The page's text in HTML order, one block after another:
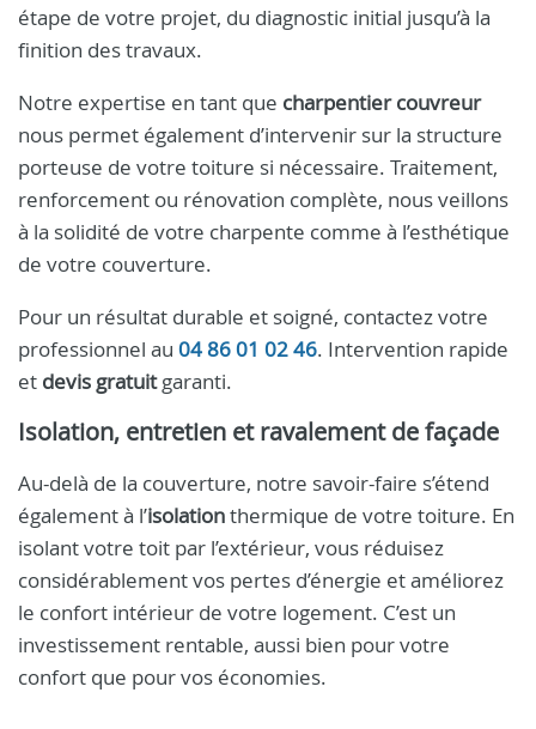
étape de votre projet, du diagnostic initial jusqu’à la
finition des travaux.
Notre expertise en tant que charpentier couvreur
nous permet également d’intervenir sur la structure
porteuse de votre toiture si nécessaire. Traitement,
renforcement ou rénovation complète, nous veillons
à la solidité de votre charpente comme à l’esthétique
de votre couverture.
Pour un résultat durable et soigné, contactez votre
professionnel au 04 86 01 02 46. Intervention rapide
et devis gratuitgaranti.
Isolation, entretien et ravalement de façade
Au-delà de la couverture, notre savoir-faire s’étend
également à l’isolationthermique de votre toiture. En
isolant votre toit par l’extérieur, vous réduisez
considérablement vos pertes d’énergie et améliorez
le confort intérieur de votre logement. C’est un
investissement rentable, aussi bien pour votre
confort que pour vos économies.